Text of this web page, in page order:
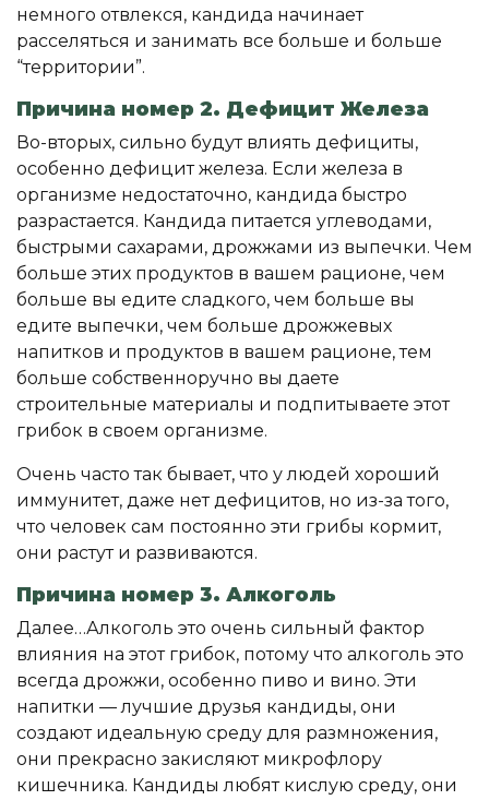
немного отвлекся, кандида начинает
расселяться и занимать все больше и больше
“территории”.
Причина номер 2. Дефицит Железа
Во-вторых, сильно будут влиять дефициты,
особенно дефицит железа. Если железа в
организме недостаточно, кандида быстро
разрастается. Кандида питается углеводами,
быстрыми сахарами, дрожжами из выпечки. Чем
больше этих продуктов в вашем рационе, чем
больше вы едите сладкого, чем больше вы
едите выпечки, чем больше дрожжевых
напитков и продуктов в вашем рационе, тем
больше собственноручно вы даете
строительные материалы и подпитываете этот
грибок в своем организме.
Очень часто так бывает, что у людей хороший
иммунитет, даже нет дефицитов, но из-за того,
что человек сам постоянно эти грибы кормит,
они растут и развиваются.
Причина номер 3. Алкоголь
Далее…Алкоголь это очень сильный фактор
влияния на этот грибок, потому что алкоголь это
всегда дрожжи, особенно пиво и вино. Эти
напитки — лучшие друзья кандиды, они
создают идеальную среду для размножения,
они прекрасно закисляют микрофлору
кишечника. Кандиды любят кислую среду, они